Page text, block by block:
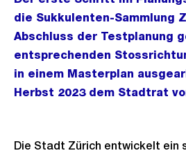
die Sukkulenten-Sammlung
Abschluss der Testplanung
entsprechenden
in einem Masterplan
Herbst 2023 dem Stadtrat
Die Stadt Zürich entwickelt ein